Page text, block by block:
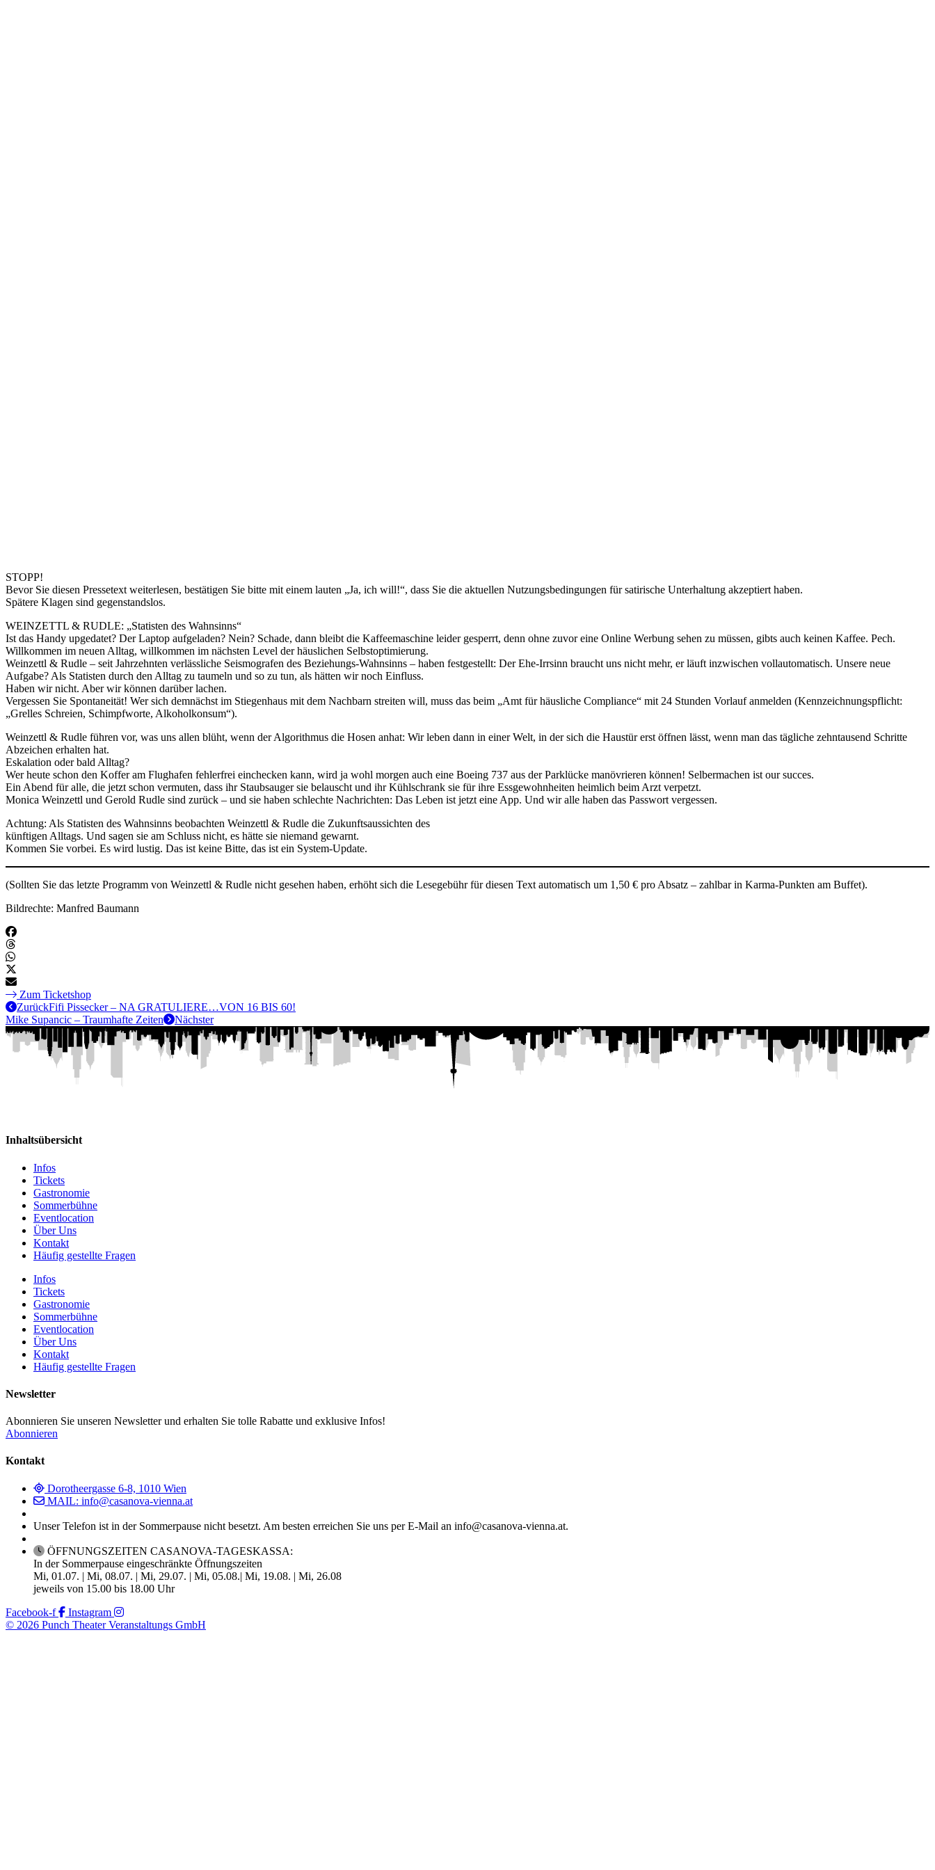
STOPP!
Bevor Sie diesen Pressetext weiterlesen, bestätigen Sie bitte mit einem lauten „Ja, ich will!“, dass Sie die aktuellen Nutzungsbedingungen für satirische Unterhaltung akzeptiert haben.
Spätere Klagen sind gegenstandslos.
WEINZETTL & RUDLE: „Statisten des Wahnsinns“
Ist das Handy upgedatet? Der Laptop aufgeladen? Nein? Schade, dann bleibt die Kaffeemaschine leider gesperrt, denn ohne zuvor eine Online Werbung sehen zu müssen, gibts auch keinen Kaffee. Pech.
Willkommen im neuen Alltag, willkommen im nächsten Level der häuslichen Selbstoptimierung.
Weinzettl & Rudle – seit Jahrzehnten verlässliche Seismografen des Beziehungs-Wahnsinns – haben festgestellt: Der Ehe-Irrsinn braucht uns nicht mehr, er läuft inzwischen vollautomatisch. Unsere neue
Aufgabe? Als Statisten durch den Alltag zu taumeln und so zu tun, als hätten wir noch Einfluss.
Haben wir nicht. Aber wir können darüber lachen.
Vergessen Sie Spontaneität! Wer sich demnächst im Stiegenhaus mit dem Nachbarn streiten will, muss das beim „Amt für häusliche Compliance“ mit 24 Stunden Vorlauf anmelden (Kennzeichnungspflicht:
„Grelles Schreien, Schimpfworte, Alkoholkonsum“).
Weinzettl & Rudle führen vor, was uns allen blüht, wenn der Algorithmus die Hosen anhat: Wir leben dann in einer Welt, in der sich die Haustür erst öffnen lässt, wenn man das tägliche zehntausend Schritte
Abzeichen erhalten hat.
Eskalation oder bald Alltag?
Wer heute schon den Koffer am Flughafen fehlerfrei einchecken kann, wird ja wohl morgen auch eine Boeing 737 aus der Parklücke manövrieren können! Selbermachen ist our succes.
Ein Abend für alle, die jetzt schon vermuten, dass ihr Staubsauger sie belauscht und ihr Kühlschrank sie für ihre Essgewohnheiten heimlich beim Arzt verpetzt.
Monica Weinzettl und Gerold Rudle sind zurück – und sie haben schlechte Nachrichten: Das Leben ist jetzt eine App. Und wir alle haben das Passwort vergessen.
Achtung: Als Statisten des Wahnsinns beobachten Weinzettl & Rudle die Zukunftsaussichten des
künftigen Alltags. Und sagen sie am Schluss nicht, es hätte sie niemand gewarnt.
Kommen Sie vorbei. Es wird lustig. Das ist keine Bitte, das ist ein System-Update.
(Sollten Sie das letzte Programm von Weinzettl & Rudle nicht gesehen haben, erhöht sich die Lesegebühr für diesen Text automatisch um 1,50 € pro Absatz – zahlbar in Karma-Punkten am Buffet).
Bildrechte: Manfred Baumann
Zum Ticketshop
ZurückFifi Pissecker – NA GRATULIERE…VON 16 BIS 60!
Mike Supancic – Traumhafte Zeiten
Nächster
Inhaltsübersicht
Infos
Tickets
Gastronomie
Sommerbühne
Eventlocation
Über Uns
Kontakt
Häufig gestellte Fragen
Infos
Tickets
Gastronomie
Sommerbühne
Eventlocation
Über Uns
Kontakt
Häufig gestellte Fragen
Newsletter
Abonnieren Sie unseren Newsletter und erhalten Sie tolle Rabatte und exklusive Infos!
Abonnieren
Kontakt
Dorotheergasse 6-8, 1010 Wien
MAIL: info@casanova-vienna.at
Unser Telefon ist in der Sommerpause nicht besetzt. Am besten erreichen Sie uns per E-Mail an info@casanova-vienna.at.
ÖFFNUNGSZEITEN CASANOVA-TAGESKASSA:
In der Sommerpause eingeschränkte Öffnungszeiten
Mi, 01.07. | Mi, 08.07. | Mi, 29.07. | Mi, 05.08.| Mi, 19.08. | Mi, 26.08
jeweils von 15.00 bis 18.00 Uhr
Facebook-f
Instagram
© 2026 Punch Theater Veranstaltungs GmbH